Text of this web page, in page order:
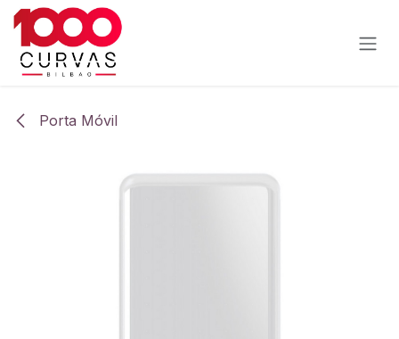
Ir al contenido
Porta Móvil